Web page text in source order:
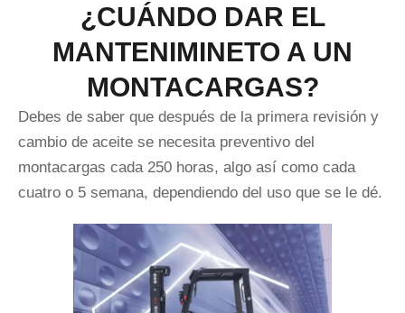
¿CUÁNDO DAR EL
MANTENIMINETO A UN
MONTACARGAS?
Debes de saber que después de la primera revisión y
cambio de aceite se necesita preventivo del
montacargas cada 250 horas, algo así como cada
cuatro o 5 semana, dependiendo del uso que se le dé.